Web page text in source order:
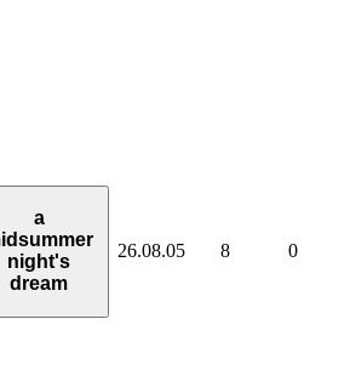
a
night's
dream
26.08.05 8 0